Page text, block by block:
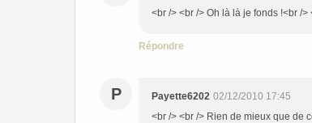
<br /> <br /> Oh là là je fonds !<br />
Répondre
P Payette6202 02/12/2010 17:45
<br /> <br /> Rien de mieux que de